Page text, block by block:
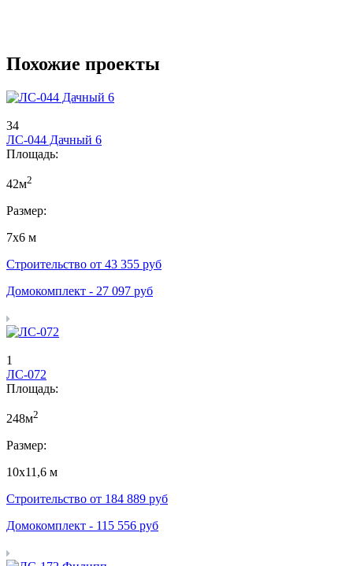
Похожие проекты
34
ЛС-044 Дачный 6
Площадь:
42м2
Размер:
7х6 м
Строительство от 43 355 руб
Домокомплект - 27 097 руб
1
ЛС-072
Площадь:
248м2
Размер:
10х11,6 м
Строительство от 184 889 руб
Домокомплект - 115 556 руб